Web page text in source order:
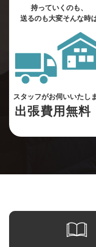
持っていくのも、
送るのも大変そんな時
スタッフがお伺いいたし
出張費用無料